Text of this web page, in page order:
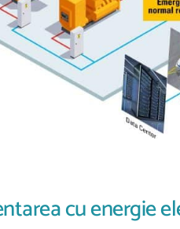
cu energie